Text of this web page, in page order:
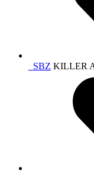
_SBZ KILLER